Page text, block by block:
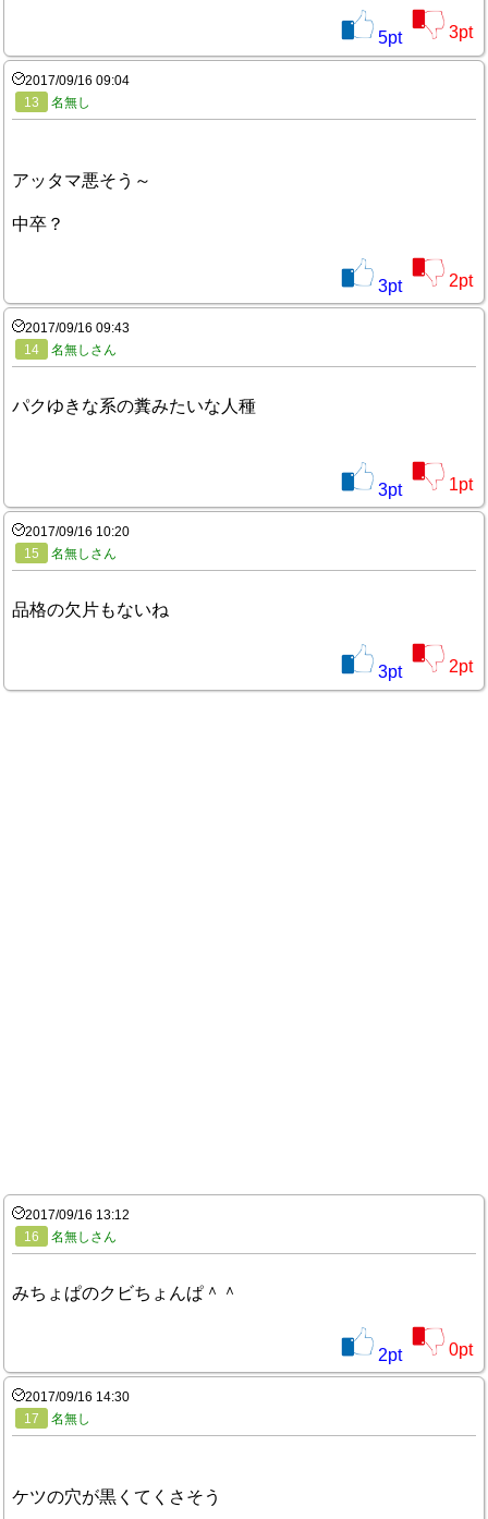
5pt 3pt
2017/09/16 09:04
13
名無し
アッタマ悪そう～
中卒？
3pt 2pt
2017/09/16 09:43
14
名無しさん
パクゆきな系の糞みたいな人種
3pt 1pt
2017/09/16 10:20
15
名無しさん
品格の欠片もないね
3pt 2pt
2017/09/16 13:12
16
名無しさん
みちょぱのクビちょんぱ＾＾
2pt 0pt
2017/09/16 14:30
17
名無し
ケツの穴が黒くてくさそう